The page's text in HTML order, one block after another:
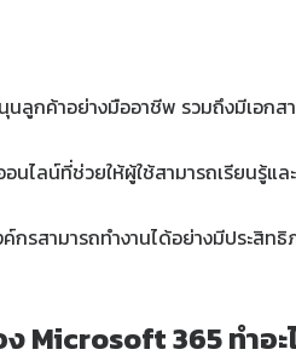
กค้าอย่างมืออาชีพ รวมถึงมีเอกส
ไลน์ที่ช่วยให้ผู้ใช้สามารถเรียนรู้แ
กรสามารถทำงานได้อย่างมีประสิ
Microsoft 365 ทำอะ